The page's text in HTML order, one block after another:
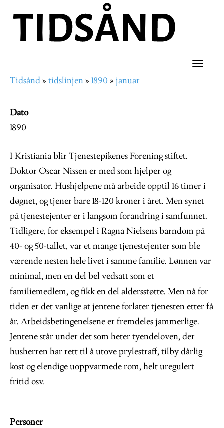
hovedinnhold
Toggle
Navigasjonssti
Tidsånd tidslinjen 1890 januar
Dato
1890
I Kristiania blir Tjenestepikenes Forening stiftet.
Doktor Oscar Nissen er med som hjelper og
organisator. Hushjelpene må arbeide opptil 16 timer i
døgnet, og tjener bare 18-120 kroner i året. Men synet
på tjenestejenter er i langsom forandring i samfunnet.
Tidligere, for eksempel i Ragna Nielsens barndom på
40- og 50-tallet, var et mange tjenestejenter som ble
værende nesten hele livet i samme familie. Lønnen var
minimal, men en del bel vedsatt som et
familiemedlem, og fikk en del aldersstøtte. Men nå for
tiden er det vanlige at jentene forlater tjenesten etter få
år. Arbeidsbetingenelsene er fremdeles jammerlige.
Jentene står under det som heter tyendeloven, der
husherren har rett til å utove prylestraff, tilby dårlig
kost og elendige uoppvarmede rom, helt uregulert
fritid osv.
Personer